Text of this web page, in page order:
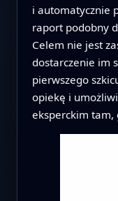
i automatycznie
raport podobny
Celem nie jest
dostarczenie im
pierwszego
opiekę i
eksperckim tam,